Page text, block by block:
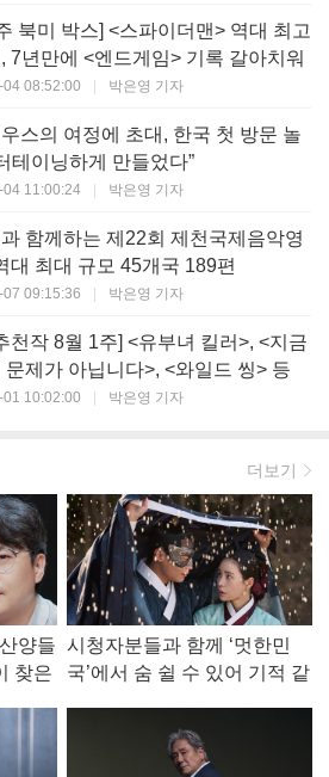
북미 박스] <스파이더맨> 역대 최고
7년만에 <엔드게임> 기록 갈아치워
08:52:00 | 박은영 기자
스의 여정에 초대, 한국 첫 방문 놀
테이닝하게 만들었다”
11:00:24 | 박은영 기자
함께하는 제22회 제천국제음악영
대 최대 규모 45개국 189편
09:15:36 | 박은영 기자
천작 8월 1주] <유부녀 킬러>, <지금
문제가 아닙니다>, <와일드 씽> 등
10:02:00 | 박은영 기자
더보기
양들
찾은
시청자분들과 함께 ‘멋한민
국’에서 숨 쉴 수 있어 기적 같